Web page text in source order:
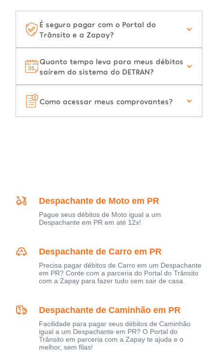
É seguro pagar com o Portal do
Trânsito e a Zapay?
Quanto tempo leva para meus débitos
saírem do sistema do DETRAN?
Como acessar meus comprovantes?
Despachante de Moto em PR
Pague seus débitos de Moto igual a um
Despachante em PR em até 12x!
Despachante de Carro em PR
Precisa pagar débitos de Carro em um Despachante
em PR? Conte com a parceria do Portal do Trânsito
com a Zapay para fazer tudo sem sair de casa.
Despachante de Caminhão em PR
Facilidade para pagar seus débitos de Caminhão
igual a um Despachante em PR? O Portal do
Trânsito em parceria com a Zapay te ajuda e o
melhor, sem filas!